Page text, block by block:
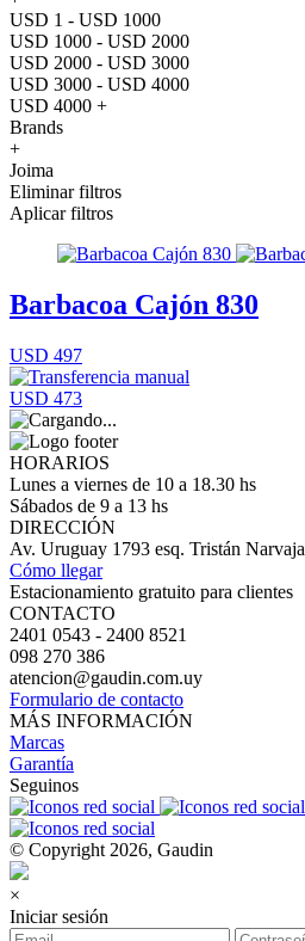
USD 1 - USD 1000
USD 1000 - USD 2000
USD 2000 - USD 3000
USD 3000 - USD 4000
USD 4000 +
Brands
+
Joima
Eliminar filtros
Aplicar filtros
Barbacoa Cajón 830
USD 497
USD 473
HORARIOS
Lunes a viernes de 10 a 18.30 hs
Sábados de 9 a 13 hs
DIRECCIÓN
Av. Uruguay 1793 esq. Tristán Narvaja
Cómo llegar
Estacionamiento gratuito para clientes
CONTACTO
2401 0543 - 2400 8521
098 270 386
atencion@gaudin.com.uy
Formulario de contacto
MÁS INFORMACIÓN
Marcas
Garantía
Seguinos
© Copyright 2026, Gaudin
×
Iniciar sesión